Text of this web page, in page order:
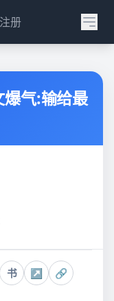
注册
气:输给最
书 ↗ 🔗